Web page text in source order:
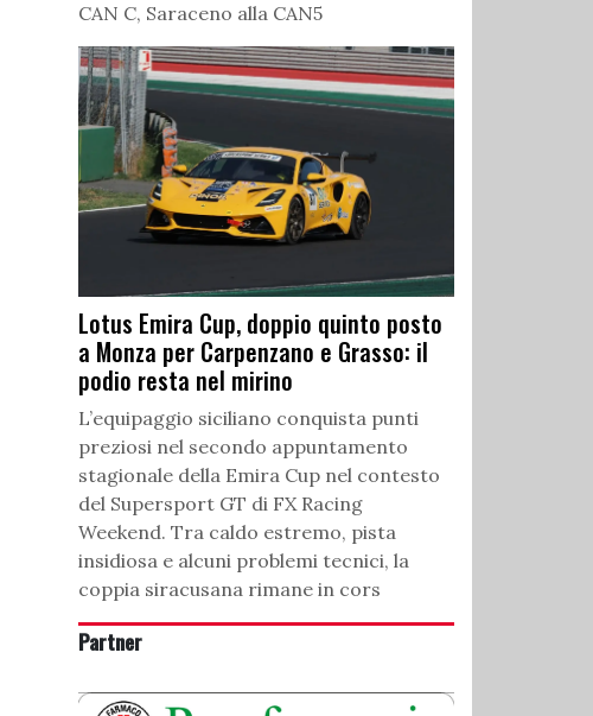
CAN C, Saraceno alla CAN5
Lotus Emira Cup, doppio quinto posto
a Monza per Carpenzano e Grasso: il
podio resta nel mirino
L’equipaggio siciliano conquista punti
preziosi nel secondo appuntamento
stagionale della Emira Cup nel contesto
del Supersport GT di FX Racing
Weekend. Tra caldo estremo, pista
insidiosa e alcuni problemi tecnici, la
coppia siracusana rimane in cors
Partner